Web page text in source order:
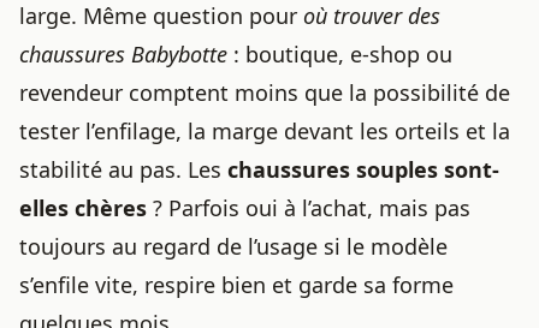
large. Même question pour où trouver des
chaussures Babybotte : boutique, e-shop ou
revendeur comptent moins que la possibilité de
tester l’enfilage, la marge devant les orteils et la
stabilité au pas. Les chaussures souples sont-
elles chères ? Parfois oui à l’achat, mais pas
toujours au regard de l’usage si le modèle
s’enfile vite, respire bien et garde sa forme